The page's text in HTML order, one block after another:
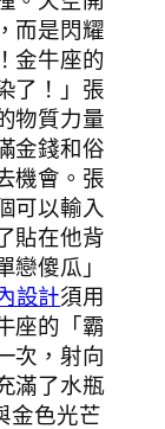
而是閃耀
金牛座的
了！」張
物質力量
金錢和俗
機會。張
可以輸入
貼在他背
傻瓜」
設計須用
座的「霸
次，射向
滿了水瓶
金色光芒